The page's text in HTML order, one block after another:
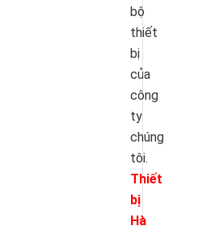
bộ
thiết
bị
của
công
ty
chúng
tôi.
Thiết
bị
Hà